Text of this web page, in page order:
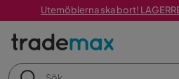
Utemöblerna ska bort!